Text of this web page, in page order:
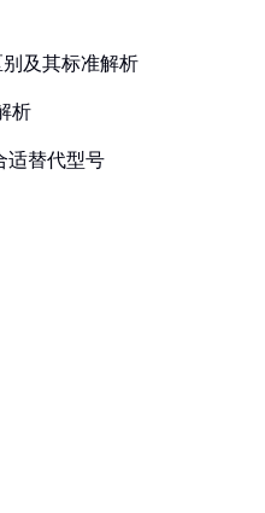
及其标准解析
析
适替代型号